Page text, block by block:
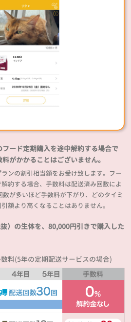
フード定期購入を途中解約する場合で
がかかることはございません。
ンの割引相当額をお受け致します。フー
約する場合、手数料は配送済み回数によ
が多いほど手数料が下がり、どのタイミ
額より高くなることはありません。
）の生体を、80,000円引きで購入した
料(5年の定期配送サービスの場合)